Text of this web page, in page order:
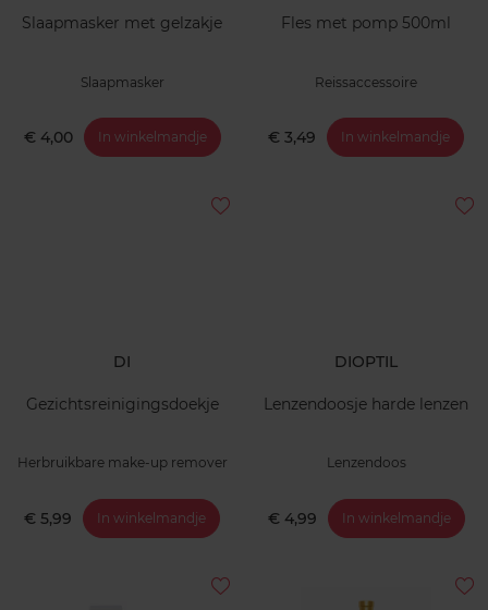
Slaapmasker met gelzakje
Slaapmasker
€ 4,00 In winkelmandje
Fles met pomp 500ml
Reissaccessoire
€ 3,49 In winkelmandje
DI
Gezichtsreinigingsdoekje
Herbruikbare make-up remover
€ 5,99 In winkelmandje
DIOPTIL
Lenzendoosje harde lenzen
Lenzendoos
€ 4,99 In winkelmandje